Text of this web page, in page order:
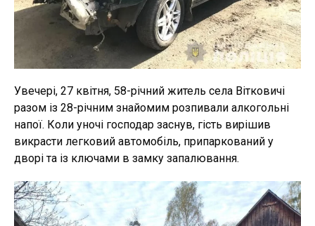
Увечері, 27 квітня, 58-річний житель села Вітковичі
разом із 28-річним знайомим розпивали алкогольні
напої. Коли уночі господар заснув, гість вирішив
викрасти легковий автомобіль, припаркований у
дворі та із ключами в замку запалювання.